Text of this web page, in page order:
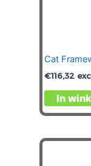
Cat
€116,32
In